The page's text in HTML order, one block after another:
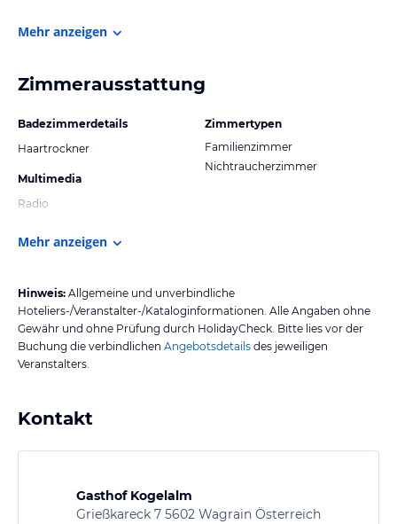
Mehr anzeigen
Zimmerausstattung
Badezimmerdetails
Haartrockner
Multimedia
Radio
Zimmertypen
Familienzimmer
Nichtraucherzimmer
Mehr anzeigen
Hinweis: Allgemeine und unverbindliche
Hoteliers-/Veranstalter-/Kataloginformationen. Alle Angaben ohne
Gewähr und ohne Prüfung durch HolidayCheck. Bitte lies vor der
Buchung die verbindlichen Angebotsdetails des jeweiligen
Veranstalters.
Kontakt
Gasthof Kogelalm
Grießkareck 7 5602 Wagrain Österreich